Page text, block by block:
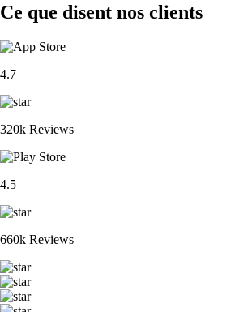
Ce que disent nos clients
4.7
320k Reviews
4.5
660k Reviews